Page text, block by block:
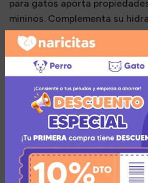
para gatos aporta
mininos. Complementa su
fórmula que cuenta con alto
adicional gravy que ayudará
saludable.
Múltiples
Añadir a la lista de deseos
Zona de cobertura para el